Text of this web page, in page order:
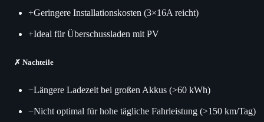
+Geringere Installationskosten (3×16A reicht)
+Ideal für Überschussladen mit PV
✗ Nachteile
−Längere Ladezeit bei großen Akkus (>60 kWh)
−Nicht optimal für hohe tägliche Fahrleistung (>150 km/Tag)